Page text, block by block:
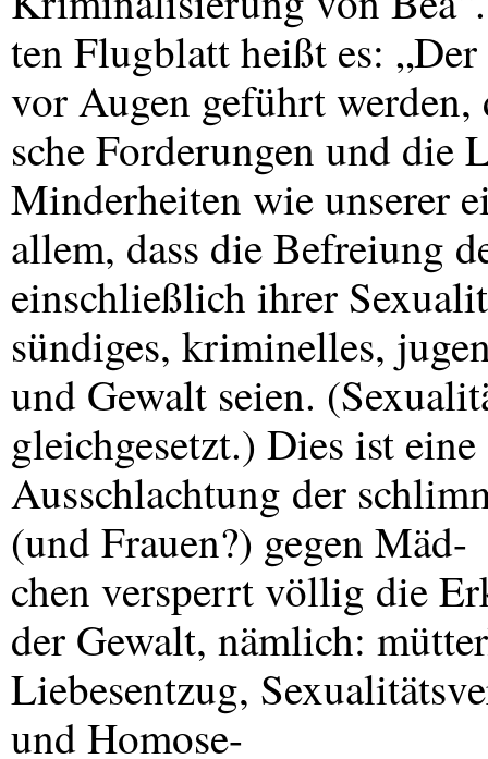
ten Flugblatt heißt es:
vor Augen geführt
sche Forderungen und die
Minderheiten wie unserer
allem, dass die Befreiung
einschließlich ihrer
sündiges, kriminelles,
und Gewalt seien.
gleichgesetzt.) Dies ist
Ausschlachtung der
(und Frauen?) gegen Mäd-
chen versperrt völlig die
der Gewalt, nämlich:
Liebesentzug,
und Homose-